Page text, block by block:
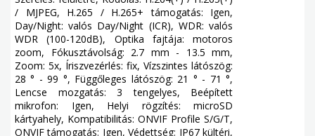
/ MJPEG, H.265 / H.265+ támogatás: Igen,
Day/Night: valós Day/Night (ICR), WDR: valós
WDR (100-120dB), Optika fajtája: motoros
zoom, Fókusztávolság: 2.7 mm - 13.5 mm,
Zoom: 5x, Íriszvezérlés: fix, Vízszintes látószög:
28 ° - 99 °, Függőleges látószög: 21 ° - 71 °,
Lencse mozgatás: 3 tengelyes, Beépített
mikrofon: Igen, Helyi rögzítés: microSD
kártyahely, Kompatibilitás: ONVIF Profile S/G/T,
ONVIF támogatás: Igen, Védettség: IP67 kültéri,